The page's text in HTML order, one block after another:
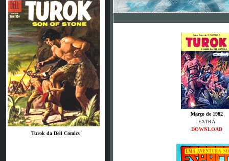
Turok da Dell Comics
Março de 1982
EXTRA
DOWNLOAD